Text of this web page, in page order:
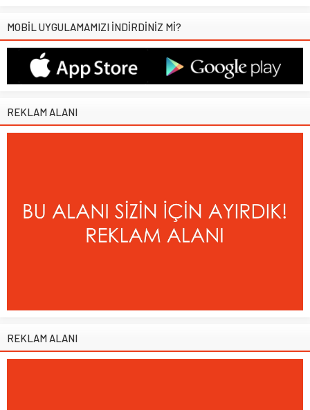
MOBİL UYGULAMAMIZI İNDİRDİNİZ Mİ?
REKLAM ALANI
REKLAM ALANI